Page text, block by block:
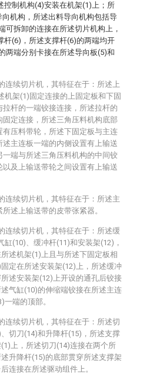
控制机构(4)安装在机架(1)上；所
机构，所述出料导向机构包括导
可拆卸的连接在所述切片机构上，
杆(6)，所述支撑杆(6)的两端均开
两端分别卡接在所述导向板(5)和
连续切片机，其特征在于：所述上
机架(1)固定连接的上固定板和下固
杆的一端铰接连接，所述拉杆的
固定连接，所述三角压料机构底部
有压料带轮，所述下固定板与主连
主连板一端的内侧设置有上输送
端与所述三角压料机构的中间铰
及上输送带轮之间设置有上输送
连续切片机，其特征在于：所述主
述上输送带的皮带张紧器。
连续切片机，其特征在于：所述缓
缸(10)、缓冲杆(11)和安装架(12)，
述机架(1)上且与所述下固定板相
定在所述安装架(12)上，所述缓冲
述安装架(12)上开设的通孔后铰接
气缸(10)的伸缩端铰接在所述主连
端的顶部。
连续切片机，其特征在于：所述切
切刀(14)和升降杆(15)，所述支撑
上，所述切刀(14)连接在两个所
升降杆(15)的底部贯穿所述支撑架
连接在所述驱动组件上。